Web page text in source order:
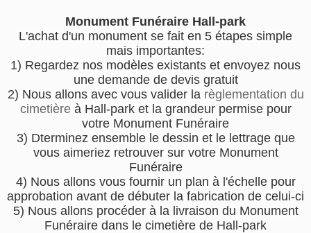
Monument Funéraire Hall-park
L'achat d'un monument se fait en 5 étapes simple
mais importantes:
1) Regardez nos modèles existants et envoyez nous
une demande de devis gratuit
2) Nous allons avec vous valider la règlementation du
cimetièreà Hall-park et la grandeur permise pour
votre Monument Funéraire
3) Dterminez ensemble le dessin et le lettrage que
vous aimeriez retrouver sur votre Monument
Funéraire
4) Nous allons vous fournir un plan à l'échelle pour
approbation avant de débuter la fabrication de celui-ci
5) Nous allons procéder à la livraison du Monument
Funéraire dans le cimetière de Hall-park